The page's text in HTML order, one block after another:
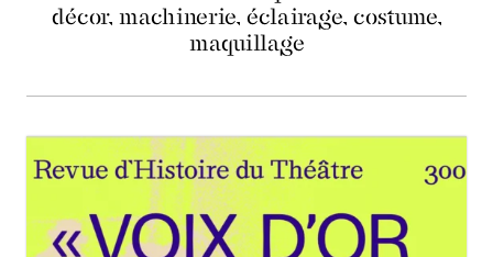
décor, machinerie, éclairage, costume,
maquillage